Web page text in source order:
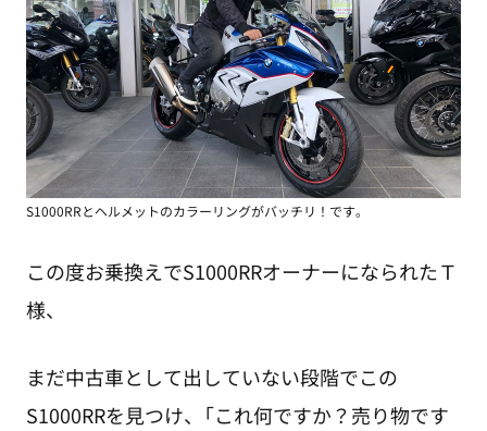
S1000RRとヘルメットのカラーリングがバッチリ！です。
この度お乗換えでS1000RRオーナーになられたＴ
様、
まだ中古車として出していない段階でこの
S1000RRを見つけ、「これ何ですか？売り物です